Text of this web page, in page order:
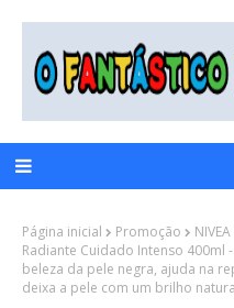
Página inicial Promoção
Radiante Cuidado Intenso 400ml
beleza da pele negra, ajuda na
deixa a pele com um brilho